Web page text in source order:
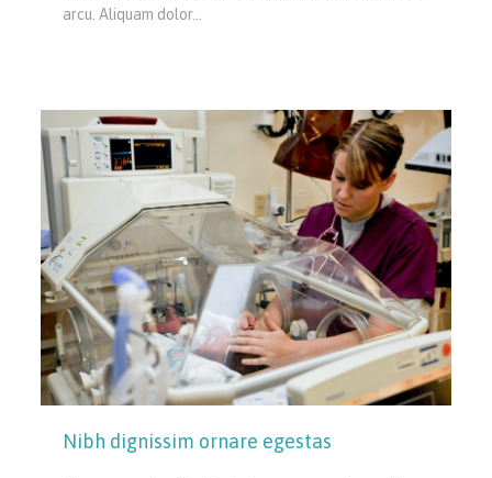
arcu. Aliquam dolor…
Nibh dignissim ornare egestas